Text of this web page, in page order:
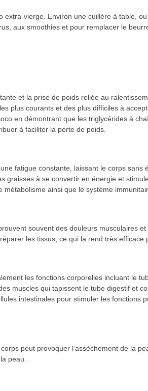
extra-vierge. Environ une cuillère à table,
aux smoothies et pour remplacer le
et la prise de poids reliée au
plus courants et des plus difficiles à
en démontrant que les triglycérides à
à faciliter la perte de poids.
fatigue constante, laissant le corps
à se convertir en énergie et
ainsi que le système
souvent des douleurs musculaires
les tissus, ce qui la rend très
les fonctions corporelles incluant le
muscles qui tapissent le tube digestif et
intestinales pour stimuler les
peut provoquer l’assèchement de la
peau.